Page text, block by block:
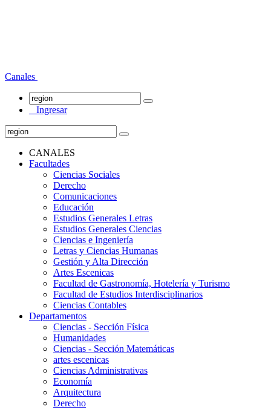
Canales
Ingresar
CANALES
Facultades
Ciencias Sociales
Derecho
Comunicaciones
Educación
Estudios Generales Letras
Estudios Generales Ciencias
Ciencias e Ingeniería
Letras y Ciencias Humanas
Gestión y Alta Dirección
Artes Escenicas
Facultad de Gastronomía, Hotelería y Turismo
Facultad de Estudios Interdisciplinarios
Ciencias Contables
Departamentos
Ciencias - Sección Física
Humanidades
Ciencias - Sección Matemáticas
artes escenicas
Ciencias Administrativas
Economía
Arquitectura
Derecho